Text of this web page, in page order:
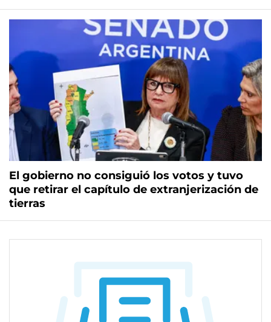
El gobierno no consiguió los votos y tuvo
que retirar el capítulo de extranjerización de
tierras